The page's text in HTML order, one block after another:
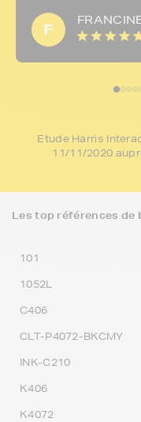
F
Etude Harris
11/11/2020
Les top références de
101
1052L
C406
CLT-P4072-BKCMY
INK-C210
K406
K4072